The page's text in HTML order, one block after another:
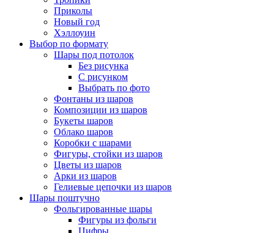
Приколы
Новый год
Хэллоуин
Выбор по формату
Шары под потолок
Без рисунка
С рисунком
Выбрать по фото
Фонтаны из шаров
Композиции из шаров
Букеты шаров
Облако шаров
Коробки с шарами
Фигуры, стойки из шаров
Цветы из шаров
Арки из шаров
Гелиевые цепочки из шаров
Шары поштучно
Фольгированные шары
Фигуры из фольги
Цифры